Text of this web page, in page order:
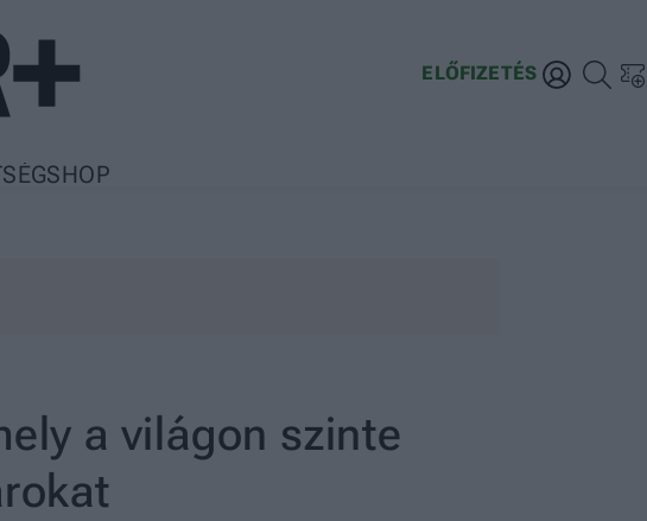
ELŐFIZETÉS
SHOP
a világon szinte